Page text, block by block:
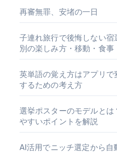
再審無罪、安堵の一日
子連れ旅行で後悔しない
別の楽しみ方・移動・食
英単語の覚え方はアプリで
するための考え方
選挙ポスターのモデルと
やすいポイントを解説
AI活用でニッチ選定から自